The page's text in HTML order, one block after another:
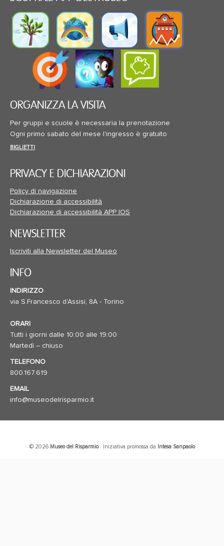
ORGANIZZA LA VISITA
Per gruppi e scuole è necessaria la prenotazione
Ogni primo sabato del mese l'ingresso è gratuito
BIGLIETTI
PRIVACY E DICHIARAZIONI
Policy di navigazione
Dichiarazione di accessibilità
Dichiarazione di accessibilità APP IOS
NEWSLETTER
Iscriviti alla Newsletter del Museo
INFO
INDIRIZZO
via S.Francesco d'Assisi, 8A - Torino
ORARI
Tutti i giorni dalle 10:00 alle 19:00
Martedì – chiuso
TELEFONO
800.167.619
EMAIL
info@museodelrisparmio.it
· © 2026 Museo del Risparmio· Iniziativa promossa da Intesa Sanpaolo·